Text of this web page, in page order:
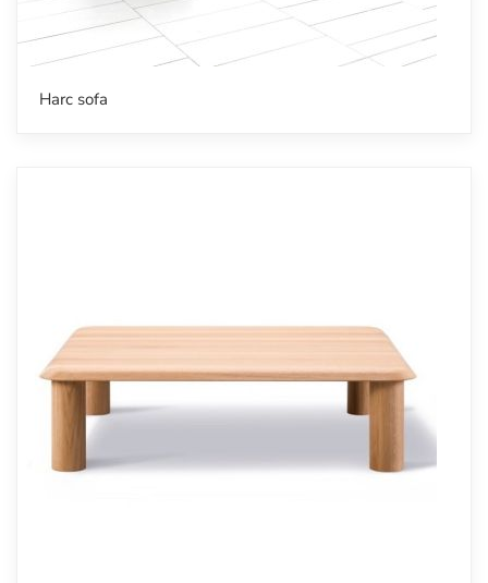
Harc sofa